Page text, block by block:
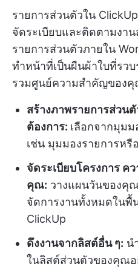
รายการส่วนตัวใน
จัดระเบียบและติดตามงา
รายการส่วนตัวภายใน
ทำหน้าที่เป็นผืนผ้าใบที่รว
รวมศูนย์ความสำคัญของ
สร้างภาพรายการส่ว
ต้องการ: เลือกจากมุม
เช่น มุมมองรายการหรื
จัดระเบียบโครงการ ค
คุณ: วางแผนวันของคุ
จัดการงานทั้งหมดใน
ClickUp
ดึงงานจากลิสต์อื่น ๆ: น
ในลิสต์ส่วนตัวของคุณอ